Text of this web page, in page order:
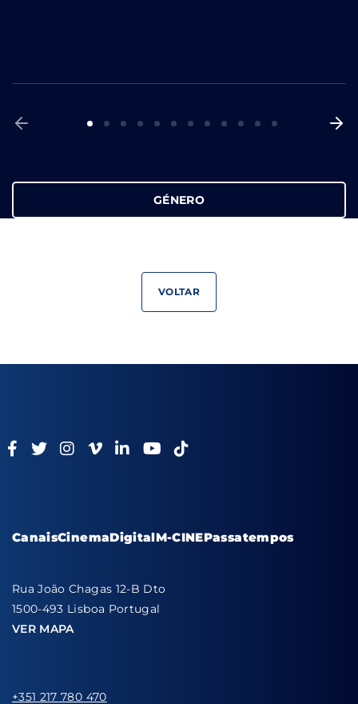
GÉNERO
VOLTAR
CanaisCinemaDigitalM-CINEPassatempos
Rua João Chagas 12-B Dto
1500-493 Lisboa Portugal
VER MAPA
+351 217 780 470